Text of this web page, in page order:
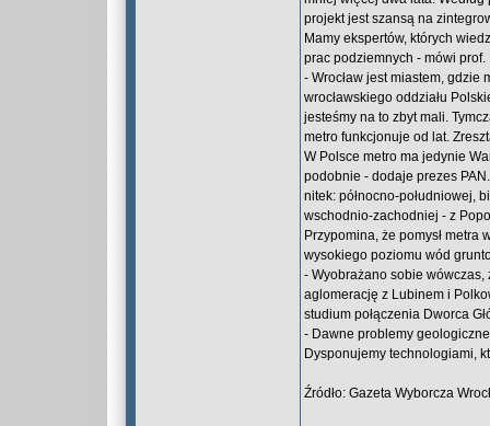
projekt jest szansą na
Mamy ekspertów, których
prac podziemnych - mówi prof.
- Wrocław jest miastem,
wrocławskiego oddziału
jesteśmy na to zbyt mali.
metro funkcjonuje od lat.
W Polsce metro ma jedynie
podobnie - dodaje prezes
nitek: północno-południowej,
wschodnio-zachodniej - z
Przypomina, że pomysł metra
wysokiego poziomu wód
- Wyobrażano sobie wówczas,
aglomerację z Lubinem i
studium połączenia Dworca
- Dawne problemy
Dysponujemy technologiami,
Źródło: Gazeta Wyborcza